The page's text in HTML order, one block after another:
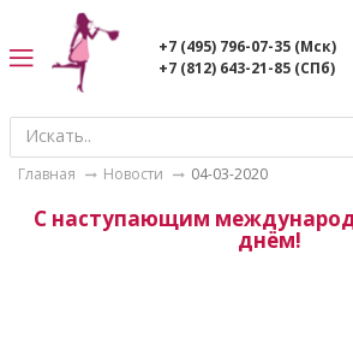
+7 (495) 796-07-35 (Мск)
+7 (812) 643-21-85 (СПб)
Главная Новости 04-03-2020
С наступающим
днём!